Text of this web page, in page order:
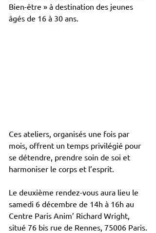
Bien-être » à destination des jeunes
âgés de 16 à 30 ans.
Ces ateliers, organisés une fois par
mois, offrent un temps privilégié pour
se détendre, prendre soin de soi et
harmoniser le corps et l’esprit.
Le deuxième rendez-vous aura lieu le
samedi 6 décembre de 14h à 16h au
Centre Paris Anim’ Richard Wright,
situé 76 bis rue de Rennes, 75006 Paris.